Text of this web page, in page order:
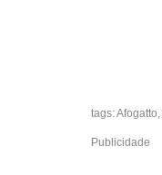
tags:Afogatto,
Publicidade